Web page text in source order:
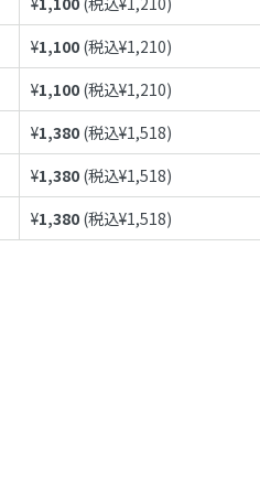
¥1,100 (税込¥1,210)
¥1,100 (税込¥1,210)
¥1,380 (税込¥1,518)
¥1,380 (税込¥1,518)
¥1,380 (税込¥1,518)